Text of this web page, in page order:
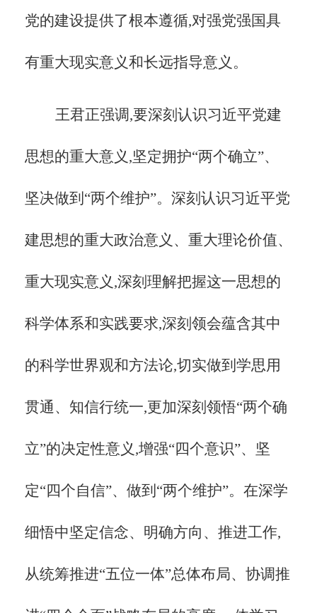
党的建设提供了根本遵循,对强党强国具
有重大现实意义和长远指导意义。
王君正强调,要深刻认识习近平党建
思想的重大意义,坚定拥护“两个确立”、
坚决做到“两个维护”。深刻认识习近平党
建思想的重大政治意义、重大理论价值、
重大现实意义,深刻理解把握这一思想的
科学体系和实践要求,深刻领会蕴含其中
的科学世界观和方法论,切实做到学思用
贯通、知信行统一,更加深刻领悟“两个确
立”的决定性意义,增强“四个意识”、坚
定“四个自信”、做到“两个维护”。在深学
细悟中坚定信念、明确方向、推进工作,
从统筹推进“五位一体”总体布局、协调推